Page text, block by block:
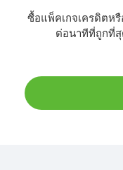
ซื้อแพ็คเกจเครดิตห
ต่อนาทีที่ถูกที่